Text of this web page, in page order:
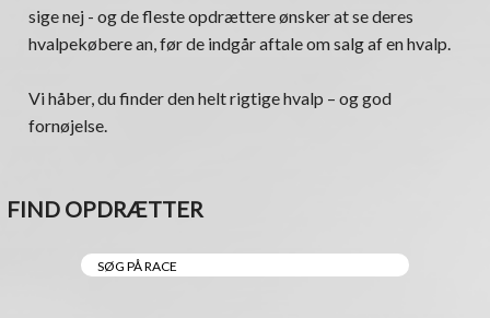
sige nej - og de fleste opdrættere ønsker at se deres
hvalpekøbere an, før de indgår aftale om salg af en hvalp.
Vi håber, du finder den helt rigtige hvalp – og god
fornøjelse.
FIND OPDRÆTTER